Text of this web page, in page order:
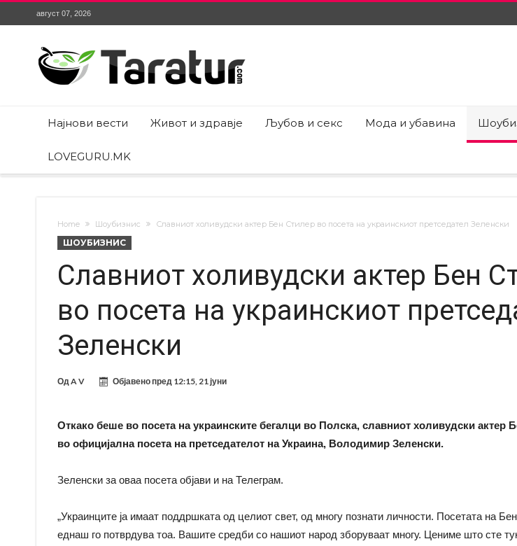
август 07, 2026
Најнови вести Живот и здравје Љубов и секс Мода и убавина
LOVEGURU.MK
Home Шоубизнис Славниот холивудски актер Бен Стилер во посета на украинскиот претседател Зеленски
ШОУБИЗНИС
Славниот холивудски актер Бен
во посета на украинскиот
Зеленски
ОдA V Објавено пред 12:15, 21 јуни
Откако беше во посета на украинските бегалци во Полска, славниот холивудски актер
во официјална посета на претседателот на Украина, Володимир Зеленски.
Зеленски за оваа посета објави и на Телеграм.
„Украинците ја имаат поддршката од целиот свет, од многу познати личности. Посетата на
еднаш го потврдува тоа. Вашите средби со нашиот народ зборуваат многу. Цениме што сте